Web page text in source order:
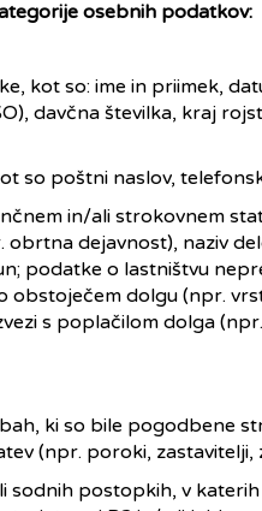
osebnih podatkov:
kot so: ime in priimek,
davčna številka, kraj
so poštni naslov,
in/ali strokovnem
obrtna dejavnost), naziv
podatke o lastništvu
obstoječem dolgu (npr.
s poplačilom dolga
ki so bile pogodbene
(npr. poroki, zastavitelji,
sodnih postopkih, v